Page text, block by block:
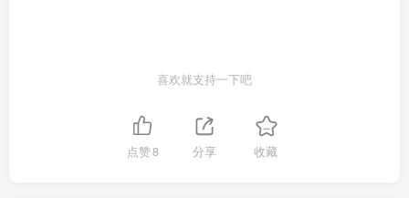
喜欢就支持一下吧
点赞8 分享 收藏